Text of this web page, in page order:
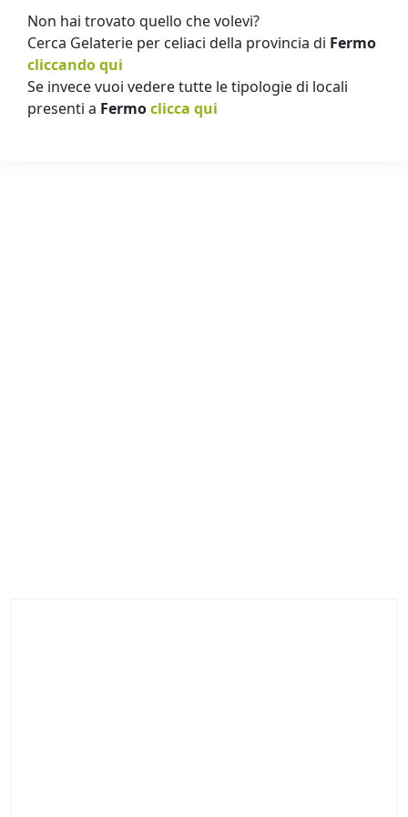
Non hai trovato quello che volevi?
Cerca Gelaterie per celiaci della provincia di Fermo
cliccando qui
Se invece vuoi vedere tutte le tipologie di locali
presenti a Fermoclicca qui